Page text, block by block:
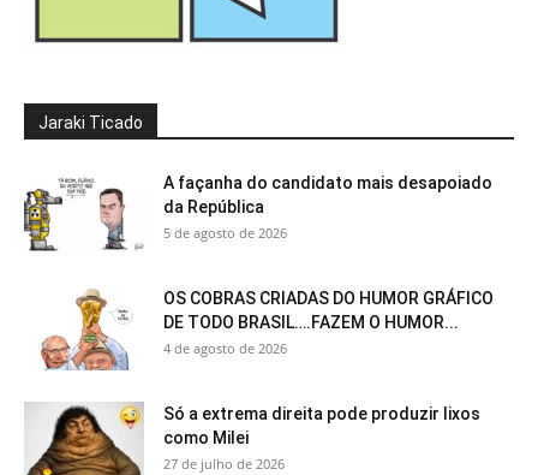
Jaraki Ticado
A façanha do candidato mais desapoiado
da República
5 de agosto de 2026
OS COBRAS CRIADAS DO HUMOR GRÁFICO
DE TODO BRASIL….FAZEM O HUMOR...
4 de agosto de 2026
Só a extrema direita pode produzir lixos
como Milei
27 de julho de 2026